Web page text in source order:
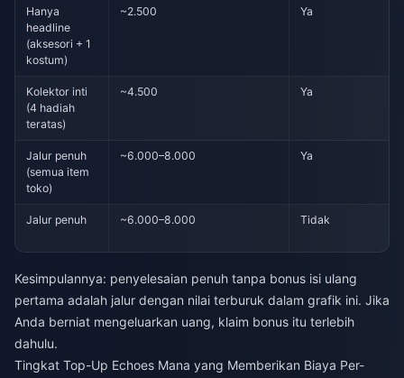
Hanya
headline
(aksesori + 1
kostum)
~2.500 Ya
Kolektor inti
(4 hadiah
teratas)
~4.500 Ya
Jalur penuh
(semua item
toko)
~6.000–8.000 Ya
Jalur penuh ~6.000–8.000 Tidak
Kesimpulannya: penyelesaian penuh tanpa bonus isi ulang
pertama adalah jalur dengan nilai terburuk dalam grafik ini. Jika
Anda berniat mengeluarkan uang, klaim bonus itu terlebih
dahulu.
Tingkat Top-Up Echoes Mana yang Memberikan Biaya Per-